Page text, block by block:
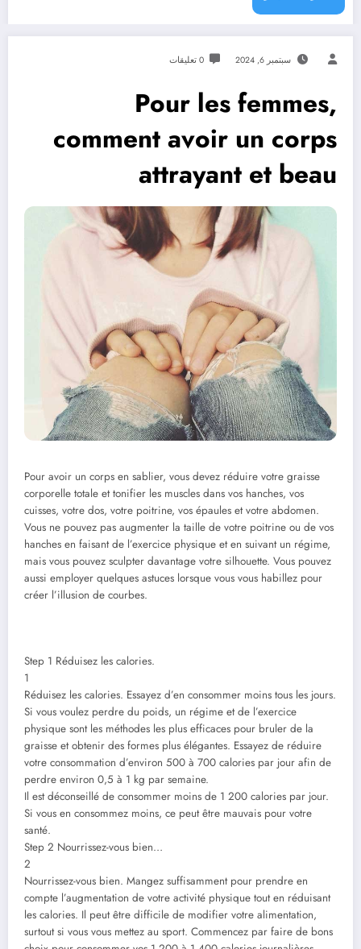
سبتمبر 6, 2024 0 تعليقات
Pour les femmes,
comment avoir un corps
attrayant et beau
Pour avoir un corps en sablier, vous devez réduire votre graisse
corporelle totale et tonifier les muscles dans vos hanches, vos
cuisses, votre dos, votre poitrine, vos épaules et votre abdomen.
Vous ne pouvez pas augmenter la taille de votre poitrine ou de vos
hanches en faisant de l’exercice physique et en suivant un régime,
mais vous pouvez sculpter davantage votre silhouette. Vous pouvez
aussi employer quelques astuces lorsque vous vous habillez pour
créer l’illusion de courbes.
Step 1 Réduisez les calories.
1
Réduisez les calories. Essayez d’en consommer moins tous les jours.
Si vous voulez perdre du poids, un régime et de l’exercice
physique sont les méthodes les plus efficaces pour bruler de la
graisse et obtenir des formes plus élégantes. Essayez de réduire
votre consommation d’environ 500 à 700 calories par jour afin de
perdre environ 0,5 à 1 kg par semaine.
Il est déconseillé de consommer moins de 1 200 calories par jour.
Si vous en consommez moins, ce peut être mauvais pour votre
santé.
Step 2 Nourrissez-vous bien…
2
Nourrissez-vous bien. Mangez suffisamment pour prendre en
compte l’augmentation de votre activité physique tout en réduisant
les calories. Il peut être difficile de modifier votre alimentation,
surtout si vous vous mettez au sport. Commencez par faire de bons